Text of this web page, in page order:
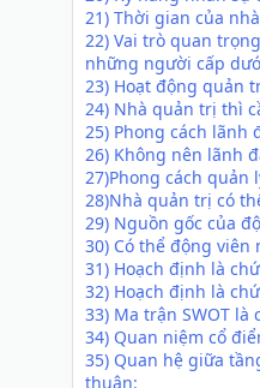
21) Thời gian của
22) Vai trò quan
những người cấp
23) Hoạt động quản
24) Nhà quản trị thì
25) Phong cách
26) Không nên lãnh
27)Phong cách quản
28)Nhà quản trị có
29) Nguồn gốc của
30) Có thể động
31) Hoạch định là
32) Hoạch định là
33) Ma trận SWOT
34) Quan niệm cổ
35) Quan hệ giữa
thuận: